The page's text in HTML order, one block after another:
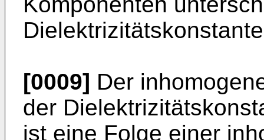
[0009] Der
der
ist eine Folge einer